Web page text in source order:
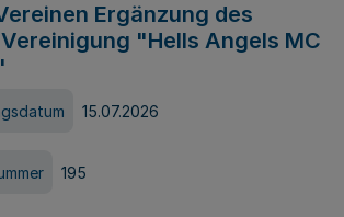
Ergänzung des
"Hells Angels MC
15.07.2026
195